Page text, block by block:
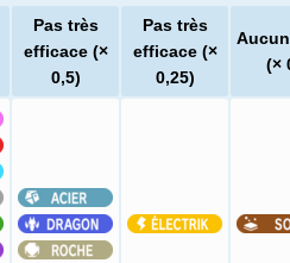
Pas très
efficace (×
0,5)
Pas très
efficace (×
0,25)
(×